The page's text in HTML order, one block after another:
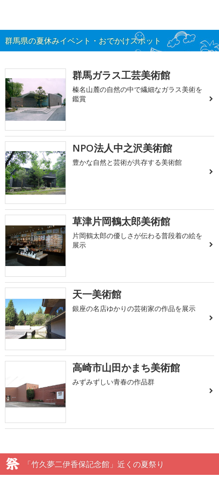
群馬県の夏休みイベント・おでかけスポット
群馬ガラス工芸美術館
榛名山麓の自然の中で繊細なガラス美術を
鑑賞
NPO法人中之沢美術館
豊かな自然と芸術が共存する美術館
草津片岡鶴太郎美術館
片岡鶴太郎の優しさが伝わる普段着の絵を
展示
天一美術館
銀座の名店ゆかりの芸術家の作品を展示
高崎市山田かまち美術館
みずみずしい青春の作品群
「竹久夢二伊香保記念館」近くの夏祭り